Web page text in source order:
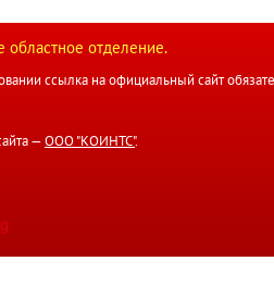
отделение.
ссылка на официальный сайт
— ООО "КОИНТС".